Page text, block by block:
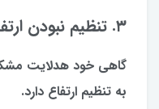
۳. تنظیم نبودن ارتفاع چراغ
گاهی خود هدلایت
به تنظیم ارتفاع دارد.